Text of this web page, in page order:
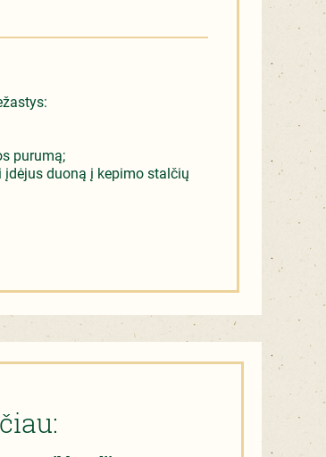
purumą;
duoną į kepimo stalčių